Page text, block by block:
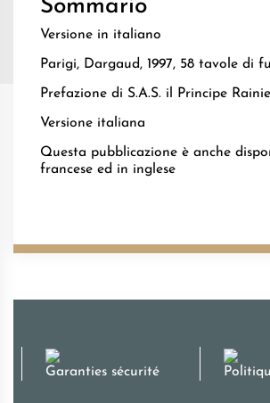
Sommario
Versione in italiano
Parigi, Dargaud, 1997, 58 tavole di
Prefazione di S.A.S. il Principe
Versione italiana
Questa pubblicazione è anche
francese ed in inglese
Garanties sécurité